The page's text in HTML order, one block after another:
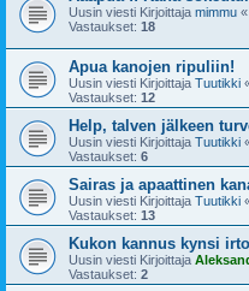
Uusin viesti Kirjoittaja mimmu «
Vastaukset: 18
Apua kanojen ripuliin!
Uusin viesti Kirjoittaja Tuutikki
Vastaukset: 12
Help, talven jälkeen
Uusin viesti Kirjoittaja Tuutikki
Vastaukset: 6
Sairas ja apaattinen
Uusin viesti Kirjoittaja Tuutikki
Vastaukset: 13
Kukon kannus kynsi
Uusin viesti Kirjoittaja
Vastaukset: 2